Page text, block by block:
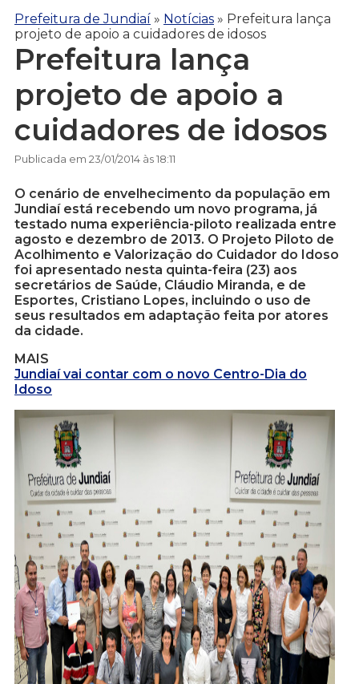
Prefeitura de Jundiaí » Notícias » Prefeitura lança
projeto de apoio a cuidadores de idosos
Prefeitura lança
projeto de apoio a
cuidadores de idosos
Publicada em 23/01/2014 às 18:11
O cenário de envelhecimento da população em
Jundiaí está recebendo um novo programa, já
testado numa experiência-piloto realizada entre
agosto e dezembro de 2013. O Projeto Piloto de
Acolhimento e Valorização do Cuidador do Idoso
foi apresentado nesta quinta-feira (23) aos
secretários de Saúde, Cláudio Miranda, e de
Esportes, Cristiano Lopes, incluindo o uso de
seus resultados em adaptação feita por atores
da cidade.
MAIS
Jundiaí vai contar com o novo Centro-Dia do
Idoso